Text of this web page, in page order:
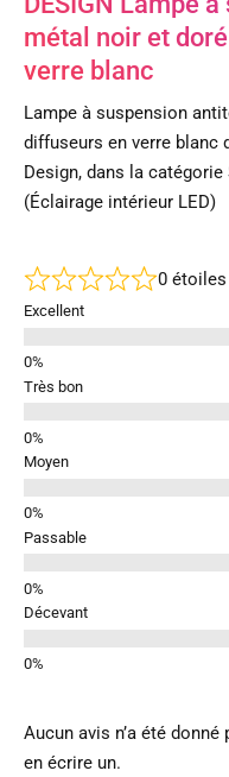
métal noir et
verre blanc
Lampe à suspension
diffuseurs en verre blanc
Design, dans la
(Éclairage intérieur LED)
0
Excellent
Très bon
Moyen
Passable
Décevant
Aucun avis n’a été
en écrire un.